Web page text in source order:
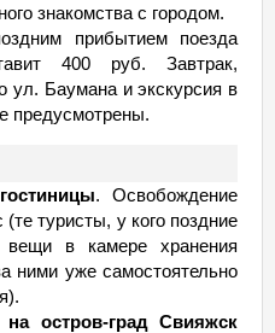
знакомства с городом.
прибытием поезда
400 руб. Завтрак,
ул. Баумана и экскурсия в
предусмотрены.
. Освобождение
туристы, у кого поздние
вещи в камере хранения
ними уже самостоятельно
на остров-град Свияжск